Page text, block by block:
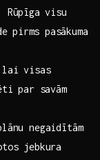
Rūpīga ⁤visu
pirms⁢ pasākuma
lai visas
par savām
negaidītām
jebkura